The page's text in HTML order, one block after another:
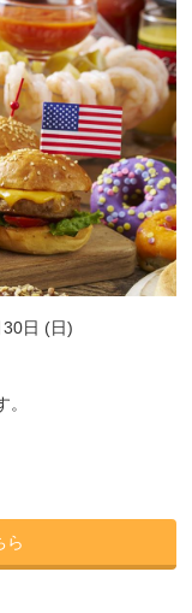
日 (日)
ら